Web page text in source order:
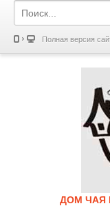
Полная версия
ДОМ ЧАЯ